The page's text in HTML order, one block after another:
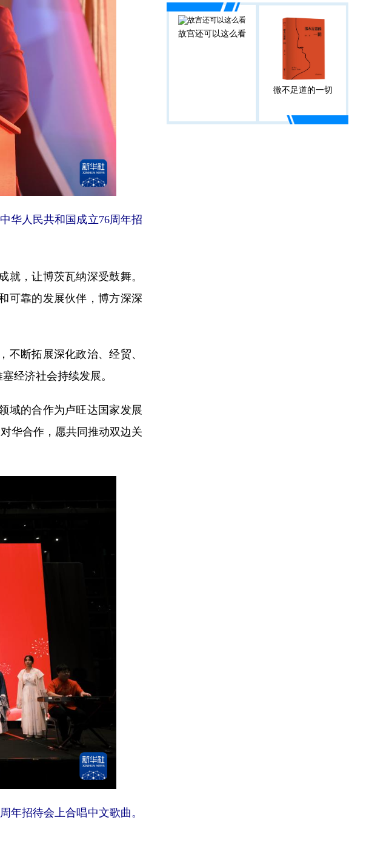
华人民共和国成立76周年招
，让博茨瓦纳深受鼓舞。
可靠的发展伙伴，博方深深
断拓展深化政治、经贸、
经济社会持续发展。
的合作为卢旺达国家发展
华合作，愿共同推动双边关
招待会上合唱中文歌曲。
故宫还可以这么看
微不足道的一切